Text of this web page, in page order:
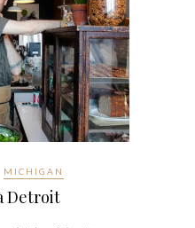
MICHIGAN
Detroit